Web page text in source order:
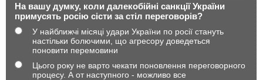
На вашу думку, коли далекобійні санкції України
примусять росію сісти за стіл переговорів?
У найближчі місяці удари України по росії стануть
настільки болючими, що агресору доведеться
поновити перемовини
Цього року не варто чекати поновлення переговорного
процесу. А от наступного - можливо все